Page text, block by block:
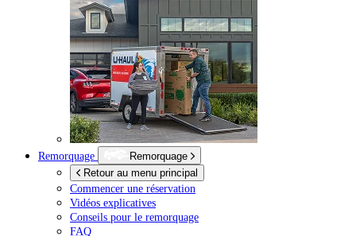
Remorquage
Remorquage
Retour au menu principal
Commencer une réservation
Vidéos explicatives
Conseils pour le remorquage
FAQ